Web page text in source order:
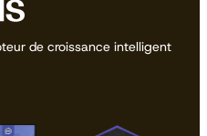
de croissance intelligent